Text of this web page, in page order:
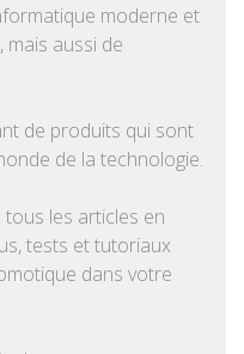
moderne et
aussi de
de produits qui sont
de la technologie.
les articles en
tests et tutoriaux
dans votre